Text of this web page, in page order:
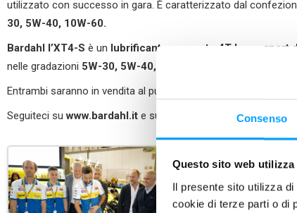
Consenso
Questo sito web
Il presente sito utilizza
cookie di terze parti o di
utilizzato con successo in gara. È caratterizzato dal
30, 5W-40, 10W-60.
Bardahl l’XT4-S è un lubrificante per moto 4T hypersport
nelle gradazioni 5W-30, 5W-40, 10W-40, 10W-50, 10W-60.
Entrambi saranno in vendita al pubblico in primavera 2020.
Seguiteci suwww.bardahl.it e sui social #bardahlitalia